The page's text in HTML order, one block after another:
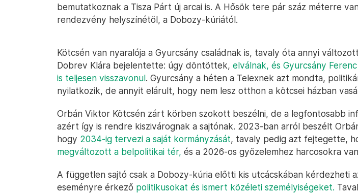
bemutatkoznak a Tisza Párt új arcai is. A Hősök tere pár száz méterre
rendezvény helyszínétől, a Dobozy-kúriától.
Kötcsén van nyaralója a Gyurcsány családnak is, tavaly óta annyi
Dobrev Klára bejelentette: úgy döntöttek, elválnak, és Gyurcsány
is teljesen visszavonul. Gyurcsány a héten a Telexnek azt mondta,
nyilatkozik, de annyit elárult, hogy nem lesz otthon a kötcsei házban
Orbán Viktor Kötcsén zárt körben szokott beszélni, de a legfontosabb
azért így is rendre kiszivárognak a sajtónak. 2023-ban arról beszélt
hogy 2034-ig tervezi a saját kormányzását, tavaly pedig azt fejtegette,
megváltozott a belpolitikai tér, és a 2026-os győzelemhez harcosokra
A független sajtó csak a Dobozy-kúria előtti kis utcácskában kérdezheti
eseményre érkező politikusokat és ismert közéleti személyiségeket.